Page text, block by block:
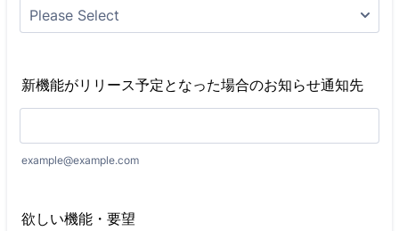
新機能がリリース予定となった場合のお知らせ通知先
example@example.com
欲しい機能・要望